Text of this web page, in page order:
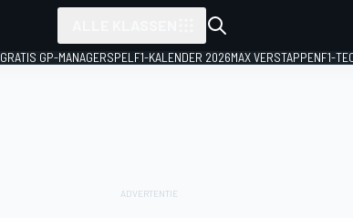
GRATIS GP-MANAGERSPEL F1-KALENDER 2026MAX VERSTAPPENF1-